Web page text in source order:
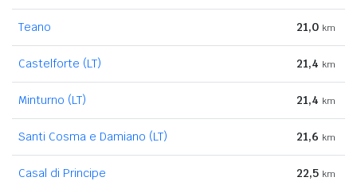
Teano 21,0 km
Castelforte (LT) 21,4 km
Minturno (LT) 21,4 km
Santi Cosma e Damiano (LT) 21,6 km
Casal di Principe 22,5 km